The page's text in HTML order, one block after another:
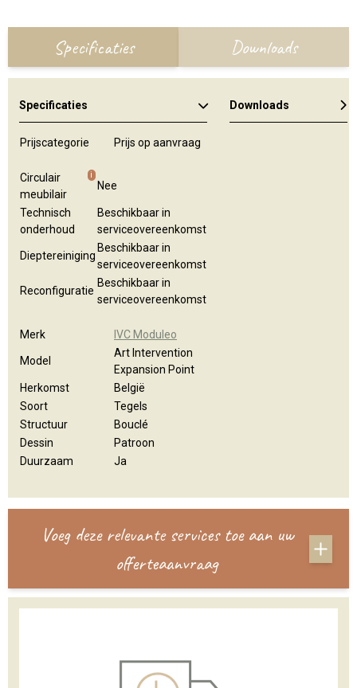
Specificaties Downloads
Specificaties
Prijscategorie Prijs op aanvraag
Circulair
meubilair
i
Nee
Technisch
onderhoud
Beschikbaar in
serviceovereenkomst
Dieptereiniging
Beschikbaar in
serviceovereenkomst
Reconfiguratie
Beschikbaar in
serviceovereenkomst
Merk IVC Moduleo
Model
Art Intervention
Expansion Point
Herkomst
België
Soort
Tegels
Structuur
Bouclé
Dessin
Patroon
Duurzaam
Ja
Downloads
Voeg deze relevante services toe aan uw
offerteaanvraag